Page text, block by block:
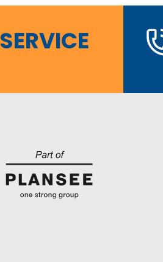
SERVICE